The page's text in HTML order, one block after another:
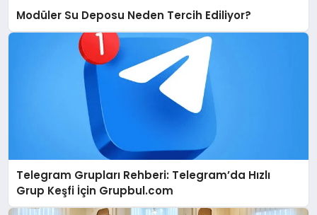
Modüler Su Deposu Neden Tercih Ediliyor?
Telegram Grupları Rehberi: Telegram’da Hızlı
Grup Keşfi İçin Grupbul.com